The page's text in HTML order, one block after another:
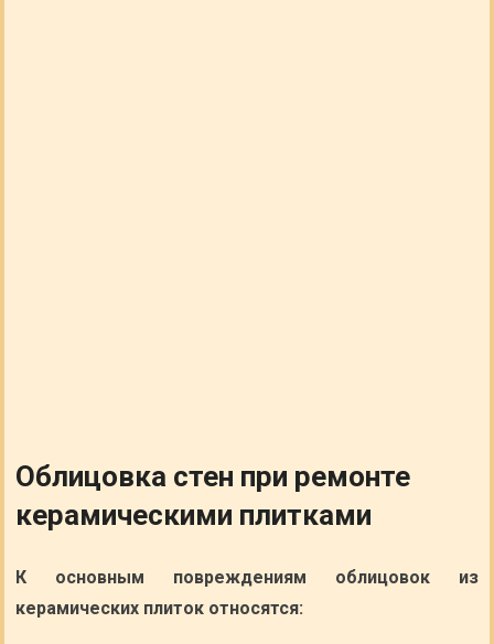
Облицовка стен при ремонте
керамическими плитками
К основным повреждениям облицовок из
керамических плиток относятся: